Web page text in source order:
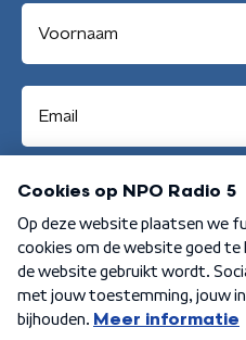
Algemene voorwaarden